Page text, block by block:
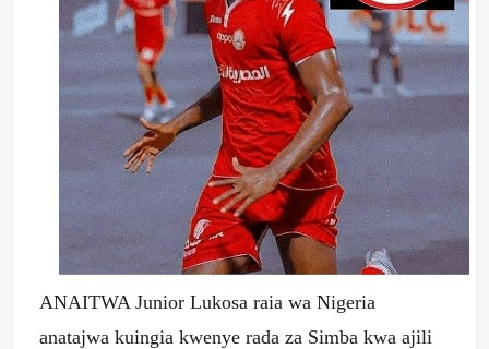
ANAITWA Junior Lukosa raia wa Nigeria
anatajwa kuingia kwenye rada za Simba kwa ajili